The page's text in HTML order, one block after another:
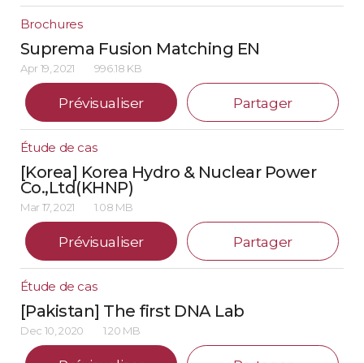
Brochures
Suprema Fusion Matching EN
Apr 19, 2021 996.18 KB
Prévisualiser Partager
Étude de cas
[Korea] Korea Hydro & Nuclear Power
Co.,Ltd(KHNP)
Mar 17, 2021 1.08 MB
Prévisualiser Partager
Étude de cas
[Pakistan] The first DNA Lab
Dec 10, 2020 1.20 MB